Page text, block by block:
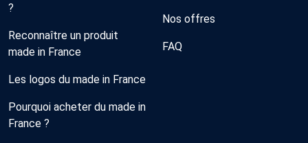
?
Reconnaître un produit
made in France
Les logos du made in France
Pourquoi acheter du made in
France ?
Nos offres
FAQ